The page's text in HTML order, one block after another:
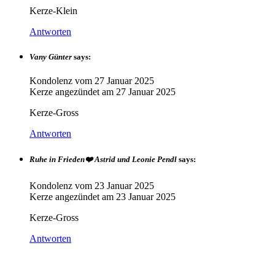
Kerze-Klein
Antworten
Vany Günter says:
Kondolenz vom 27 Januar 2025
Kerze angezündet am 27 Januar 2025
Kerze-Gross
Antworten
Ruhe in Frieden❤️ Astrid und Leonie Pendl says:
Kondolenz vom 23 Januar 2025
Kerze angezündet am 23 Januar 2025
Kerze-Gross
Antworten